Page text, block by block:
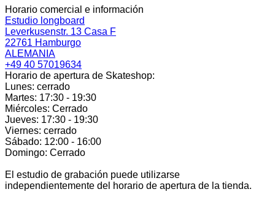
Horario comercial e información
Estudio longboard
Leverkusenstr. 13 Casa F
22761 Hamburgo
ALEMANIA
+49 40 57019634
Horario de apertura de Skateshop:
Lunes: cerrado
Martes: 17:30 - 19:30
Miércoles: Cerrado
Jueves: 17:30 - 19:30
Viernes: cerrado
Sábado: 12:00 - 16:00
Domingo: Cerrado
El estudio de grabación puede utilizarse
independientemente del horario de apertura de la tienda.